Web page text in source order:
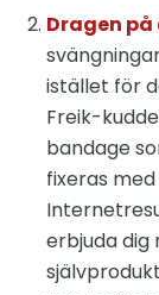
Dragen
istället för
Freik-
bandage
fixeras
erbjuda dig